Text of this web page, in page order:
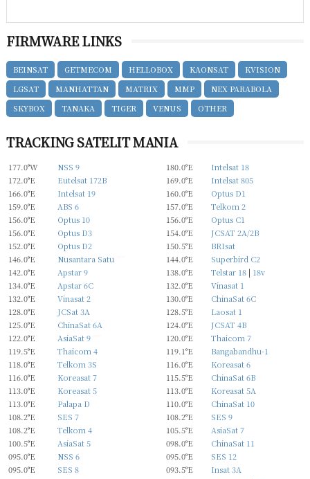
FIRMWARE LINKS
BEINSAT GETMECOM HELLOBOX KAONSAT
KVISION
LGSAT
MANHATTAN MATRIX MMP
NEX PARABOLA
SKYBOX
TANAKA TIGER VENUS OTHER
TRACKING SATELIT MANIA
177.0°W NSS 9 180.0°E
Intelsat 18
172.0°E
Eutelsat 172B 169.0°E
Intelsat 805
166.0°E
Intelsat 19 160.0°E
Optus D1
159.0°E
ABS 6 157.0°E
Telkom 2
156.0°E
Optus 10 156.0°E
Optus C1
156.0°E
Optus D3 154.0°E
JCSAT 2A/2B
152.0°E
Optus D2 150.5°E
BRIsat
146.0°E
Nusantara Satu 144.0°E
Superbird C2
142.0°E
Apstar 9 138.0°E Telstar 18| 18v
134.0°E
Apstar 6C 132.0°E
Vinasat 1
132.0°E
Vinasat 2 130.0°E
ChinaSat 6C
128.0°E
JCSat 3A 128.5°E
Laosat 1
125.0°E
ChinaSat 6A 124.0°E
JCSAT 4B
122.0°E
AsiaSat 9 120.0°E
Thaicom 7
119.5°E
Thaicom 4 119.1°E
Bangabandhu-1
118.0°E
Telkom 3S 116.0°E
Koreasat 6
116.0°E
Koreasat 7 115.5°E
ChinaSat 6B
113.0°E
Koreasat 5 113.0°E
Koreasat 5A
113.0°E
Palapa D 110.0°E
ChinaSat 10
108.2°E
SES 7 108.2°E
SES 9
108.2°E
Telkom 4 105.5°E
AsiaSat 7
100.5°E
AsiaSat 5 098.0°E
ChinaSat 11
095.0°E
NSS 6 095.0°E
SES 12
095.0°E
SES 8 093.5°E
Insat 3A